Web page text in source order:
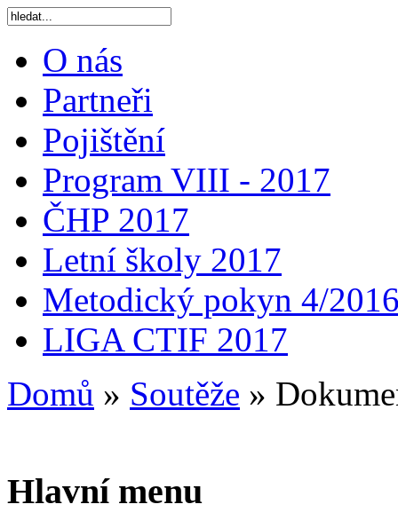
O nás
Partneři
Pojištění
Program VIII - 2017
ČHP 2017
Letní školy 2017
Metodický pokyn 4/
LIGA CTIF 2017
Domů » Soutěže »
Hlavní menu